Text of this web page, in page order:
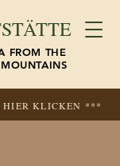
KLICKEN ***
FROM THE